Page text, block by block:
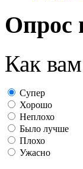
Опрос
Как
Супер
Хорошо
Неплохо
Было лучше
Плохо
Ужасно